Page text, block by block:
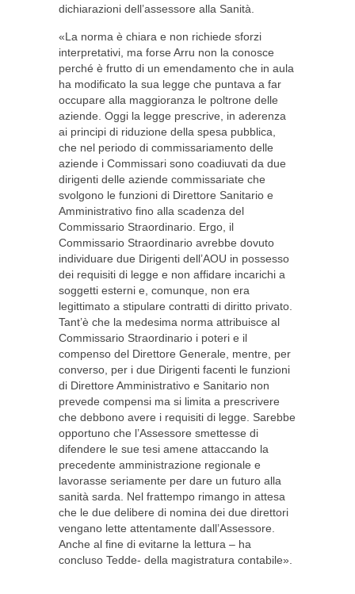
dichiarazioni dell’assessore alla Sanità.
«La norma è chiara e non richiede sforzi
interpretativi, ma forse Arru non la conosce
perché è frutto di un emendamento che in aula
ha modificato la sua legge che puntava a far
occupare alla maggioranza le poltrone delle
aziende. Oggi la legge prescrive, in aderenza
ai principi di riduzione della spesa pubblica,
che nel periodo di commissariamento delle
aziende i Commissari sono coadiuvati da due
dirigenti delle aziende commissariate che
svolgono le funzioni di Direttore Sanitario e
Amministrativo fino alla scadenza del
Commissario Straordinario. Ergo, il
Commissario Straordinario avrebbe dovuto
individuare due Dirigenti dell’AOU in possesso
dei requisiti di legge e non affidare incarichi a
soggetti esterni e, comunque, non era
legittimato a stipulare contratti di diritto privato.
Tant’è che la medesima norma attribuisce al
Commissario Straordinario i poteri e il
compenso del Direttore Generale, mentre, per
converso, per i due Dirigenti facenti le funzioni
di Direttore Amministrativo e Sanitario non
prevede compensi ma si limita a prescrivere
che debbono avere i requisiti di legge. Sarebbe
opportuno che l’Assessore smettesse di
difendere le sue tesi amene attaccando la
precedente amministrazione regionale e
lavorasse seriamente per dare un futuro alla
sanità sarda. Nel frattempo rimango in attesa
che le due delibere di nomina dei due direttori
vengano lette attentamente dall’Assessore.
Anche al fine di evitarne la lettura – ha
concluso Tedde- della magistratura contabile».